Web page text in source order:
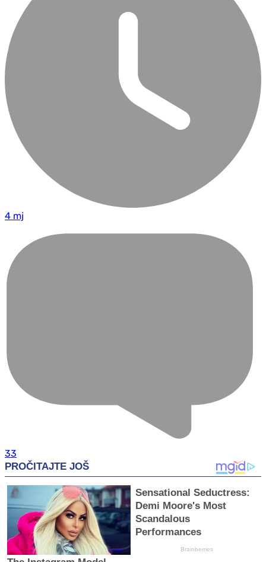
4 mj
33